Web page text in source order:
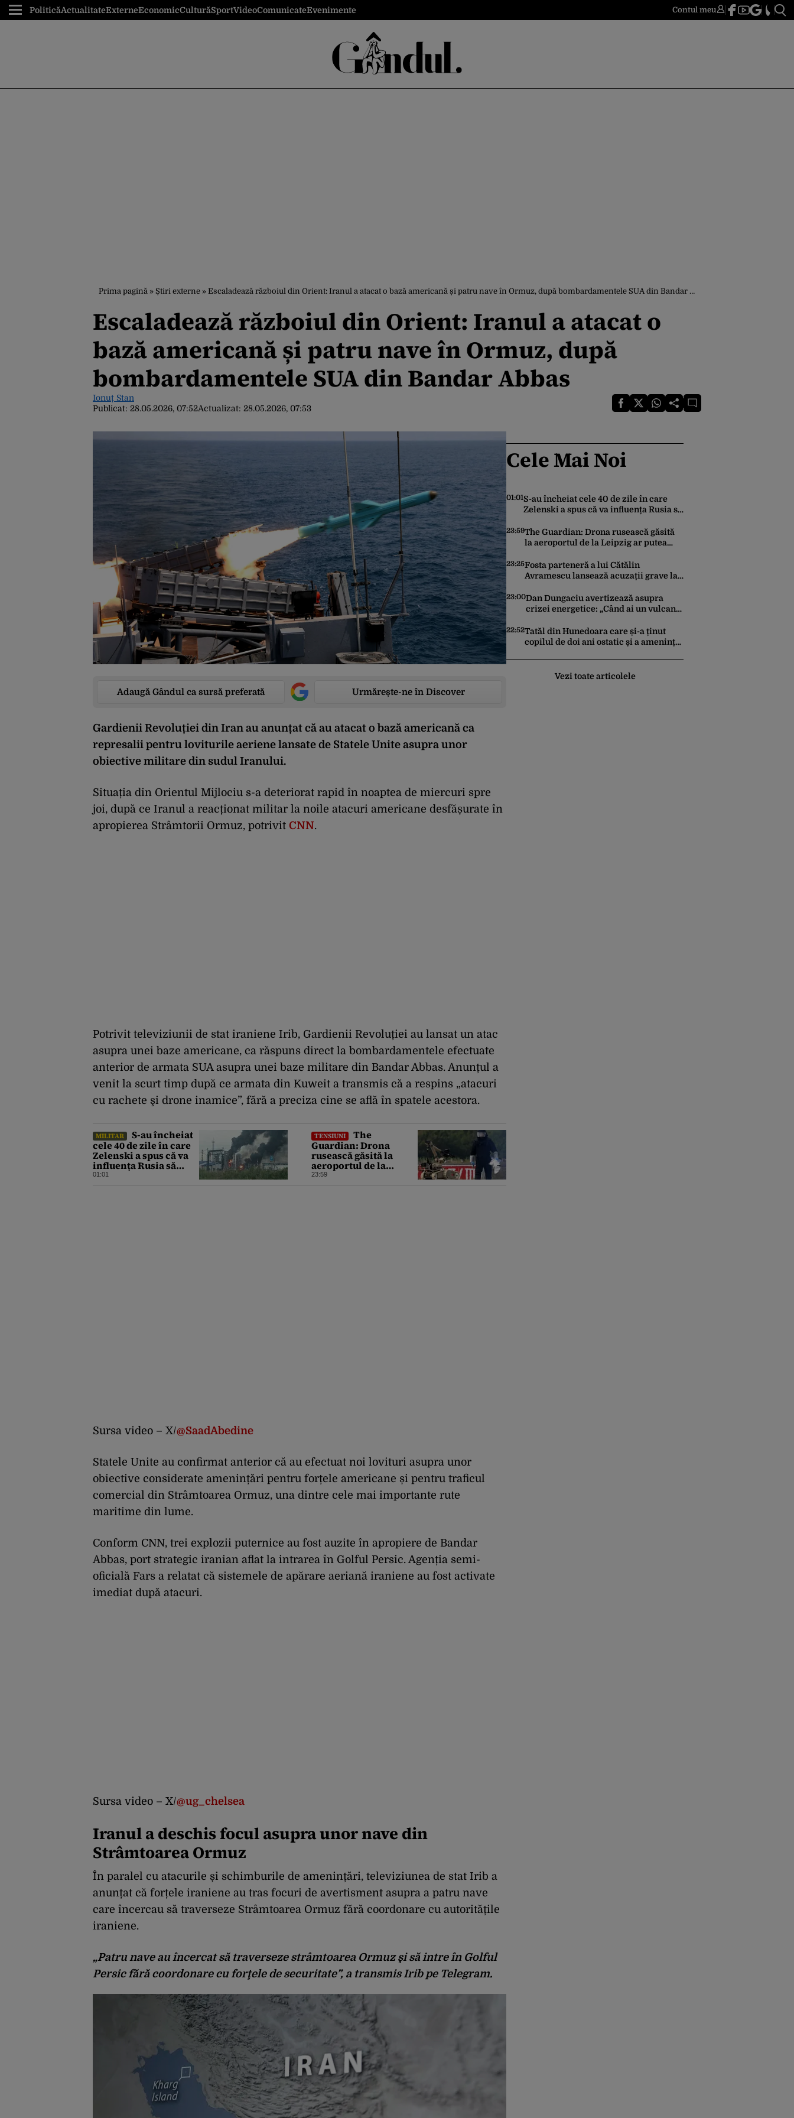
PoliticăActualitateExterneEconomicCulturăSportVideoComunicateEvenimente Contul meu
Prima pagină » Știri externe » Escaladează războiul din Orient: Iranul a atacat o bază americană și patru nave în Ormuz, după bombardamentele SUA din Bandar Abbas
Escaladează războiul din Orient: Iranul a atacat o
bază americană și patru nave în Ormuz, după
bombardamentele SUA din Bandar Abbas
Ionuț Stan
Publicat: 28.05.2026, 07:52Actualizat: 28.05.2026, 07:53
Adaugă Gândul ca sursă preferată Urmărește-ne în Discover
Gardienii Revoluției din Iran au anunțat că au atacat o bază americană ca
represalii pentru loviturile aeriene lansate de Statele Unite asupra unor
obiective militare din sudul Iranului.
Situația din Orientul Mijlociu s-a deteriorat rapid în noaptea de miercuri spre
joi, după ce Iranul a reacționat militar la noile atacuri americane desfășurate în
apropierea Strâmtorii Ormuz, potrivit CNN.
Potrivit televiziunii de stat iraniene Irib, Gardienii Revoluției au lansat un atac
asupra unei baze americane, ca răspuns direct la bombardamentele efectuate
anterior de armata SUA asupra unei baze militare din Bandar Abbas. Anunțul a
venit la scurt timp după ce armata din Kuweit a transmis că a respins „atacuri
cu rachete şi drone inamice”, fără a preciza cine se află în spatele acestora.
MILITAR
S-au încheiat
cele 40 de zile în care
Zelenski a spus că va
influența Rusia să
ceară pace. Ce
01:01
TENSIUNI
The
Guardian: Drona
rusească găsită la
aeroportul de la
Leipzig ar putea
23:59
Sursa video – X/@SaadAbedine
Statele Unite au confirmat anterior că au efectuat noi lovituri asupra unor
obiective considerate amenințări pentru forțele americane și pentru traficul
comercial din Strâmtoarea Ormuz, una dintre cele mai importante rute
maritime din lume.
Conform CNN, trei explozii puternice au fost auzite în apropiere de Bandar
Abbas, port strategic iranian aflat la intrarea în Golful Persic. Agenția semi-
oficială Fars a relatat că sistemele de apărare aeriană iraniene au fost activate
imediat după atacuri.
Sursa video – X/@ug_chelsea
Iranul a deschis focul asupra unor nave din
Strâmtoarea Ormuz
În paralel cu atacurile și schimburile de amenințări, televiziunea de stat Irib a
anunțat că forțele iraniene au tras focuri de avertisment asupra a patru nave
care încercau să traverseze Strâmtoarea Ormuz fără coordonare cu autoritățile
iraniene.
„Patru nave au încercat să traverseze strâmtoarea Ormuz şi să intre în Golful
Persic fără coordonare cu forţele de securitate”, a transmis Irib pe Telegram.
Cele Mai Noi
01:01S-au încheiat cele 40 de zile în care
Zelenski a spus că va influența Rusia să
operațiunea Kievului
23:59The Guardian: Drona rusească găsită
la aeroportul de la Leipzig ar putea
tensiunilor NATO-Rusia
23:25Fosta parteneră a lui Cătălin
Avramescu lansează acuzații grave la
sesizat DIICOT: „Făcea baie complet
dezbrăcat cu copiii”. Fostul consilier
23:00Dan Dungaciu avertizează asupra
crizei energetice: „Când ai un vulcan
leucoplast”
22:52Tatăl din Hunedoara care și-a ținut
copilul de doi ani ostatic și a amenințat
Vezi toate articolele